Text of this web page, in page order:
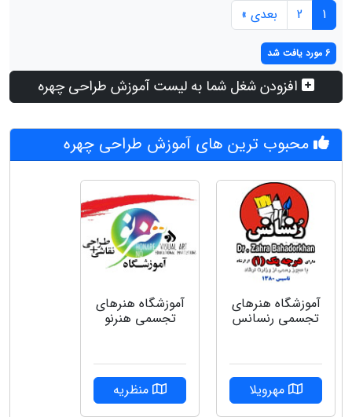
1
2 بعدی »
6 مورد یافت شد
افزودن شغل شما به لیست آموزش طراحی چهره
محبوب ترین های آموزش طراحی چهره
آموزشگاه هنرهای
تجسمی رنسانس
مهرویلا
آموزشگاه هنرهای
تجسمی هنرنو
منظریه